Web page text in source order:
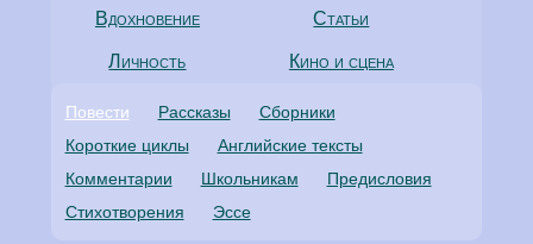
Вдохновение Статьи
Личность Кино и сцена
Повести Рассказы
Сборники
Короткие циклы
Английские тексты
Комментарии
Школьникам
Предисловия
Стихотворения
Эссе